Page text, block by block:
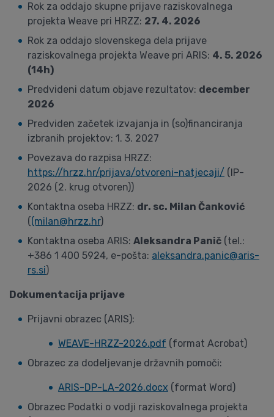
Rok za oddajo skupne prijave raziskovalnega
projekta Weave pri HRZZ: 27. 4. 2026
Rok za oddajo slovenskega dela prijave
raziskovalnega projekta Weave pri ARIS: 4. 5. 2026
(14h)
Predvideni datum objave rezultatov: december
2026
Predviden začetek izvajanja in (so)financiranja
izbranih projektov: 1. 3. 2027
Povezava do razpisa HRZZ:
https://hrzz.hr/prijava/otvoreni-natjecaji/ (IP-
2026 (2. krug otvoren))
Kontaktna oseba HRZZ: dr. sc. Milan Čanković
((milan@hrzz.hr)
Kontaktna oseba ARIS: Aleksandra Panič (tel.:
+386 1 400 5924, e-pošta: aleksandra.panic@aris-
rs.si)
Dokumentacija prijave
Prijavni obrazec (ARIS):
WEAVE-HRZZ-2026.pdf (format Acrobat)
Obrazec za dodeljevanje državnih pomoči:
ARIS-DP-LA-2026.docx (format Word)
Obrazec Podatki o vodji raziskovalnega projekta